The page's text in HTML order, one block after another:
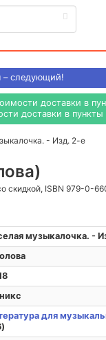
– следующий!
доставки в
доставки в
- Изд. 2-е
скидкой, ISBN 979-0-
музыкалочка. -
для